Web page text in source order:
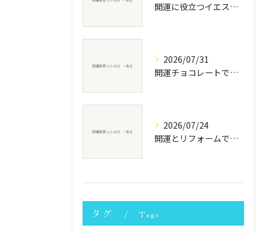
開運に役立つイエスの名言と神性をやさしく解説
2026/07/31
開運チョコレートで神奈川県ならではの縁起を感じる選び方と楽しみ方
2026/07/24
開運とリフォームで家族の運気を高める2026年の安全な実践ポイント
タグ Tags